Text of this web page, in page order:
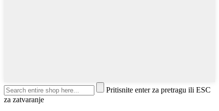
Pritisnite enter za pretragu ili ESC
za zatvaranje